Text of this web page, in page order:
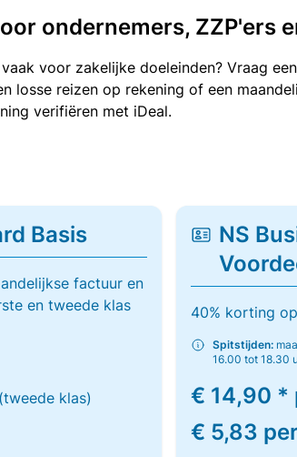
ondernemers, ZZP'ers
voor zakelijke doeleinden? Vraag
losse reizen op rekening of een
verifiëren met iDeal.
Basis
factuur en
en tweede klas
(tweede klas)
NS
40% korting
Spitstijden:
16.00 tot 18.30
€ 14,90 *
€ 5,83